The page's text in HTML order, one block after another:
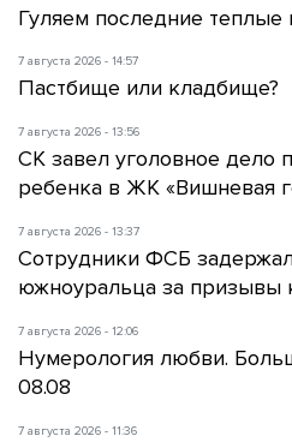
Гуляем последние теплые
7 августа 2026 - 14:57
Пастбище или кладбище?
7 августа 2026 - 13:56
СК завел уголовное дело
ребенка в ЖК «Вишневая
7 августа 2026 - 13:37
Сотрудники ФСБ
южноуральца за призывы
7 августа 2026 - 12:06
Нумерология любви.
08.08
7 августа 2026 - 11:36